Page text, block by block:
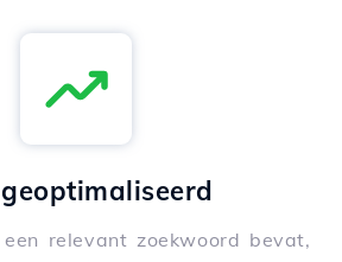
geoptimaliseerd
relevant zoekwoord bevat,